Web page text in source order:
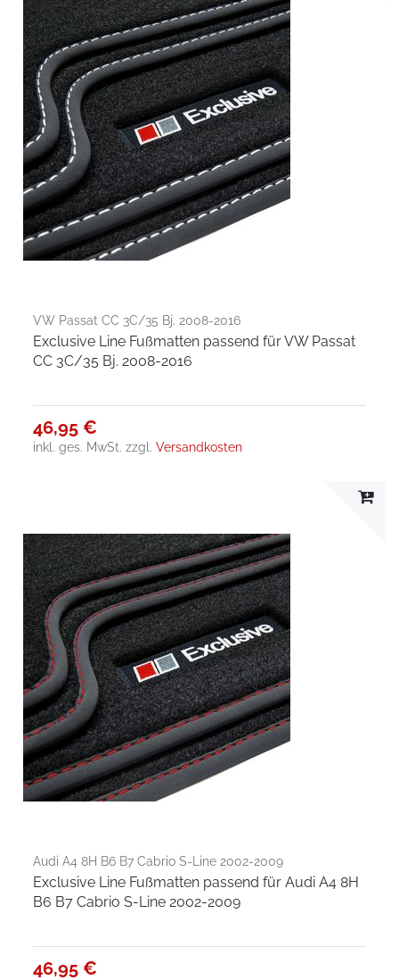
VW Passat CC 3C/35 Bj. 2008-2016
Exclusive Line Fußmatten passend für VW Passat
CC 3C/35 Bj. 2008-2016
46,95 €
inkl. ges. MwSt. zzgl.Versandkosten
Audi A4 8H B6 B7 Cabrio S-Line 2002-2009
Exclusive Line Fußmatten passend für Audi A4 8H
B6 B7 Cabrio S-Line 2002-2009
46,95 €